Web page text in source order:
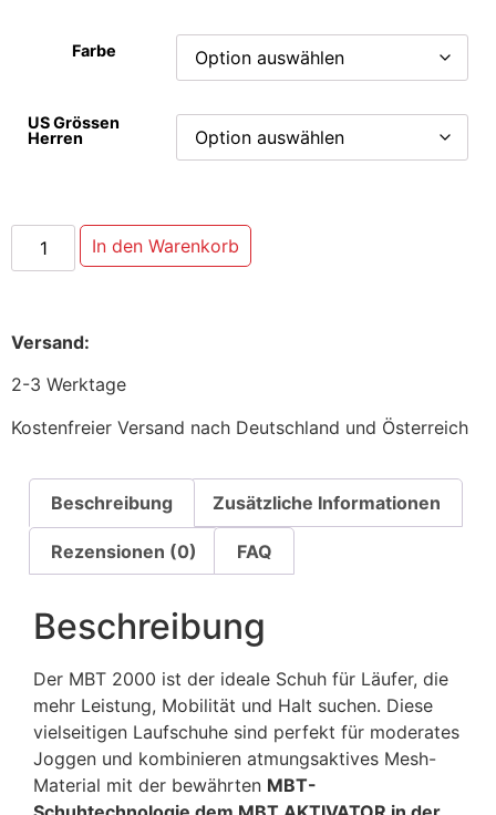
Farbe
US Grössen
Herren
In den Warenkorb
Versand:
2-3 Werktage
Kostenfreier Versand nach Deutschland und Österreich
Beschreibung Zusätzliche Informationen
Rezensionen (0) FAQ
Beschreibung
Der MBT 2000 ist der ideale Schuh für Läufer, die
mehr Leistung, Mobilität und Halt suchen. Diese
vielseitigen Laufschuhe sind perfekt für moderates
Joggen und kombinieren atmungsaktives Mesh-
Material mit der bewährten MBT-